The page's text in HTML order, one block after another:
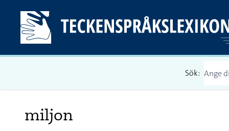
Sök:
miljon